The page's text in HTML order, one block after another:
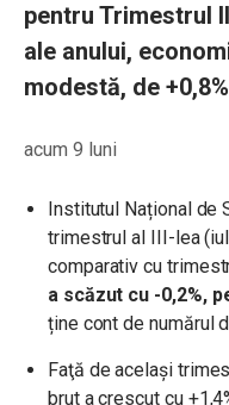
pentru Trimestrul
ale anului,
modestă, de
acum 9 luni
Institutul Național de
trimestrul al III-lea
comparativ cu
a scăzut cu -0,2%,
ține cont de numărul
Faţă de acelaşi
brut a crescut cu